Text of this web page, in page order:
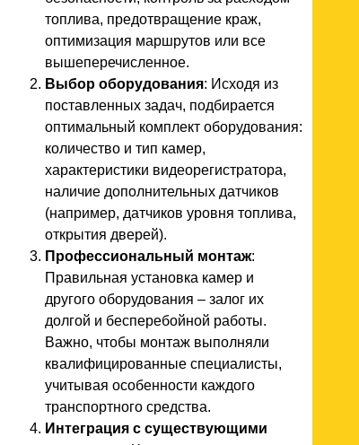
топлива, предотвращение краж,
оптимизация маршрутов или все
вышеперечисленное.
Выбор оборудования: Исходя из
поставленных задач, подбирается
оптимальный комплект оборудования:
количество и тип камер,
характеристики видеорегистратора,
наличие дополнительных датчиков
(например, датчиков уровня топлива,
открытия дверей).
Профессиональный монтаж:
Правильная установка камер и
другого оборудования – залог их
долгой и бесперебойной работы.
Важно, чтобы монтаж выполняли
квалифицированные специалисты,
учитывая особенности каждого
транспортного средства.
Интеграция с существующими